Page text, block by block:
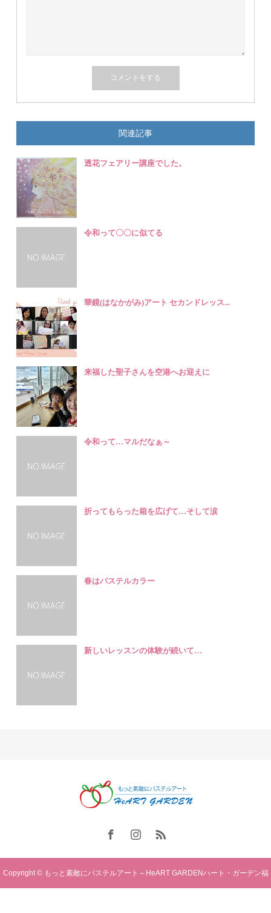
関連記事
透花フェアリー講座でした。
令和って〇〇に似てる
華鏡(はなかがみ)アート セカンドレッス...
来福した聖子さんを空港へお迎えに
令和って…マルだなぁ～
折ってもらった箱を広げて…そして涙
春はパステルカラー
新しいレッスンの体験が続いて…
Copyright © もっと素敵にパステルアート～HeART GARDENハート・ガーデン福